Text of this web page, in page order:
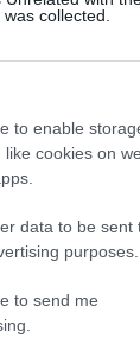
collected.
to enable
cookies on
data to be sent
purposes.
to send me
a
például